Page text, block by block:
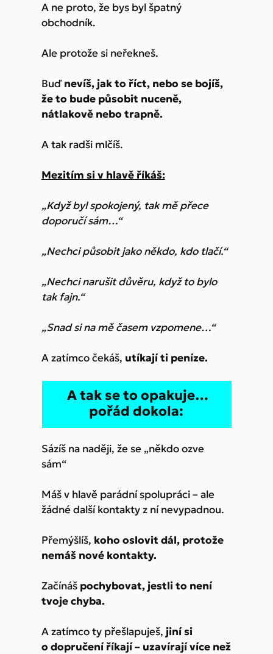
A ne proto, že bys byl špatný
obchodník.
Ale protože si neřekneš.
Buďnevíš, jak to říct, nebo se bojíš,
že to bude působit nuceně,
nátlakově nebo trapně.
A tak radši mlčíš.
Mezitím si v hlavě říkáš:
„Když byl spokojený, tak mě přece
doporučí sám…“
„Nechci působit jako někdo, kdo tlačí.“
„Nechci narušit důvěru, když to bylo
tak fajn.“
„Snad si na mě časem vzpomene…“
A zatímco čekáš, utíkají ti peníze.
A tak se to opakuje…
pořád dokola:
Sázíš na naději, že se „někdo ozve
sám“
Máš v hlavě parádní spolupráci – ale
žádné další kontakty z ní nevypadnou.
Přemýšlíš, koho oslovit dál, protože
nemáš nové kontakty.
Začínáš pochybovat, jestli to není
tvoje chyba.
A zatímco ty přešlapuješ, jiní si
o dopručení říkají – uzavírají více než